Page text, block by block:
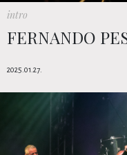
intro
FERNANDO
2025.01.27.